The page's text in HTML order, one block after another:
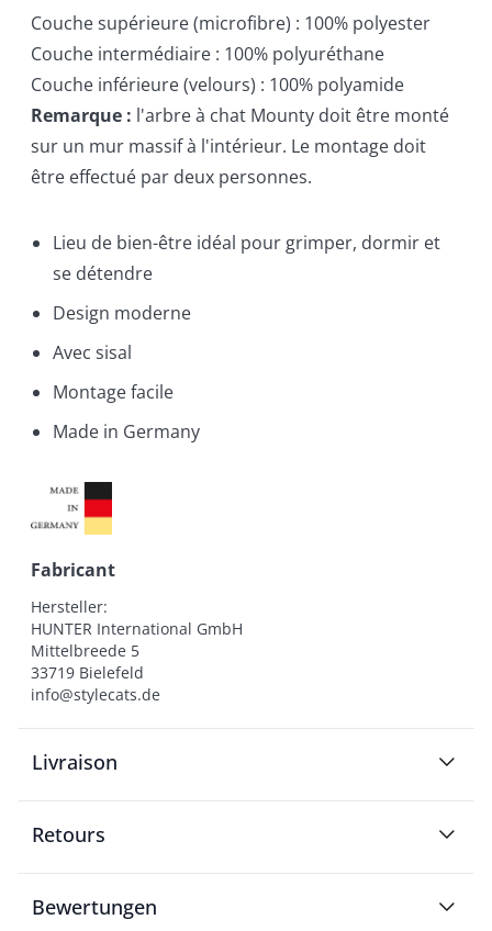
Couche supérieure (microfibre) : 100% polyester
Couche intermédiaire : 100% polyuréthane
Couche inférieure (velours) : 100% polyamide
Remarque : l'arbre à chat Mounty doit être monté
sur un mur massif à l'intérieur. Le montage doit
être effectué par deux personnes.
Lieu de bien-être idéal pour grimper, dormir et
se détendre
Design moderne
Avec sisal
Montage facile
Made in Germany
Fabricant
Hersteller:
HUNTER International GmbH
Mittelbreede 5
33719 Bielefeld
info@stylecats.de
Livraison
Retours
Bewertungen